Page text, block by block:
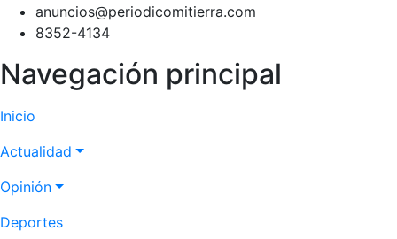
anuncios@periodicomitierra.com
8352-4134
Navegación principal
Inicio
Actualidad
Opinión
Deportes